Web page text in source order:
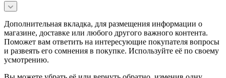
Дополнительная вкладка, для размещения информации о
магазине, доставке или любого другого важного контента.
Поможет вам ответить на интересующие покупателя вопросы
и развеять его сомнения в покупке. Используйте её по своему
усмотрению.